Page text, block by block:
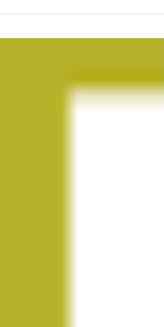
Ik heb net te...